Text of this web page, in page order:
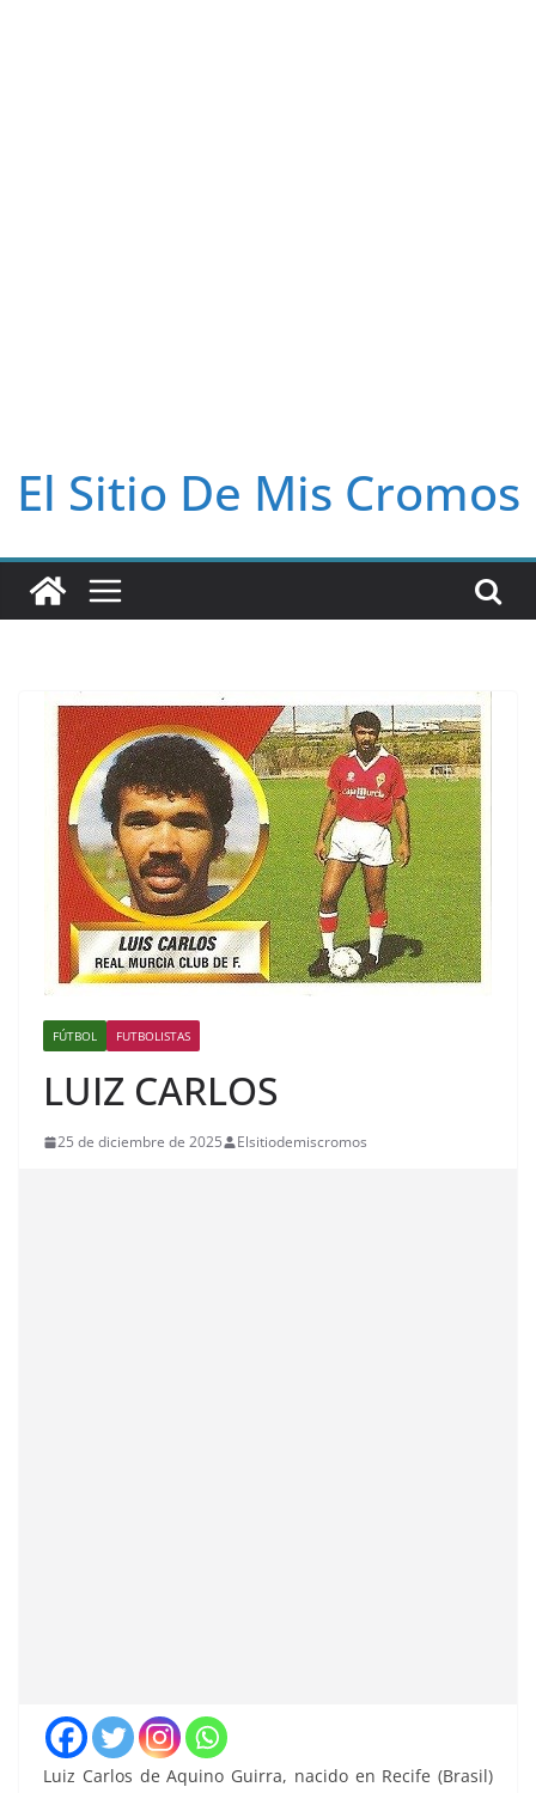
El Sitio De Mis Cromos
FÚTBOL FUTBOLISTAS
LUIZ CARLOS
25 de diciembre de 2025 Elsitiodemiscromos
Luiz Carlos de Aquino Guirra, nacido en Recife (Brasil)